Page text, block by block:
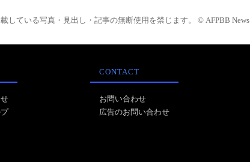
載している写真・見出し・記事の無断使用を禁じます。 © AFPBB News
CONTACT
お問い合わせ
広告のお問い合わせ